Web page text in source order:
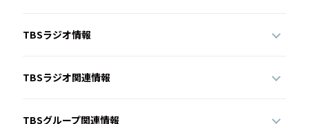
TBSラジオ情報
TBSラジオ関連情報
TBSグループ関連情報